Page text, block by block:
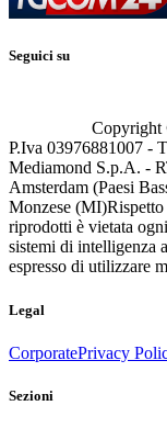
Seguici su
Copyright
P.Iva 03976881007 -
Mediamond S.p.A. -
Amsterdam (Paesi
Monzese (MI)Rispetto
riprodotti è vietata
sistemi di intelligenza
espresso di utilizzare
Legal
CorporatePrivacy
Sezioni